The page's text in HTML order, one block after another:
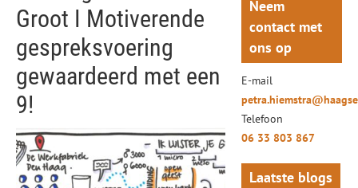
Groot I Motiverende
gespreksvoering
gewaardeerd met een
9!
Neem
contact met
ons op
E-mail
Telefoon
06 33 803 867
Laatste blogs